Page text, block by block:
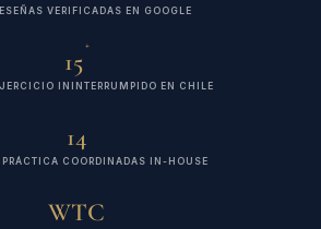
VERIFICADAS EN GOOGLE
15
+
ININTERRUMPIDO EN CHILE
14
PRÁCTICA COORDINADAS IN-HOUSE
WTC